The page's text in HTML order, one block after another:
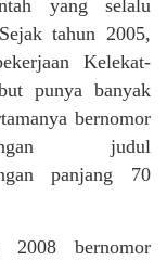
yang selalu
tahun 2005,
Kelekat-
punya banyak
bernomor
judul
panjang 70
bernomor